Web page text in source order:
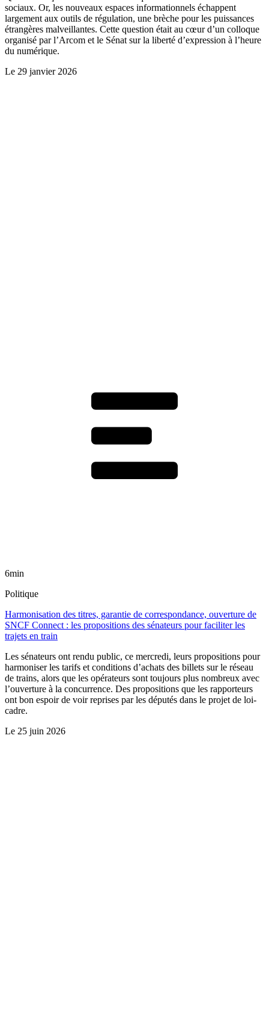
sociaux. Or, les nouveaux espaces informationnels échappent
largement aux outils de régulation, une brèche pour les puissances
étrangères malveillantes. Cette question était au cœur d’un colloque
organisé par l’Arcom et le Sénat sur la liberté d’expression à l’heure
du numérique.
Le 29 janvier 2026
6min
Politique
Harmonisation des titres, garantie de correspondance, ouverture de
SNCF Connect : les propositions des sénateurs pour faciliter les
trajets en train
Les sénateurs ont rendu public, ce mercredi, leurs propositions pour
harmoniser les tarifs et conditions d’achats des billets sur le réseau
de trains, alors que les opérateurs sont toujours plus nombreux avec
l’ouverture à la concurrence. Des propositions que les rapporteurs
ont bon espoir de voir reprises par les députés dans le projet de loi-
cadre.
Le 25 juin 2026